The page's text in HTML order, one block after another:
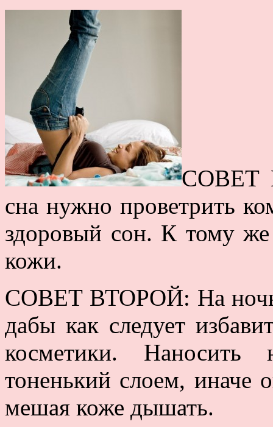
СОВЕТ
сна нужно проветрить
здоровый сон. К тому же
кожи.
СОВЕТ ВТОРОЙ: На ночь
дабы как следует
косметики.
тоненький слоем, иначе
мешая коже дышать.